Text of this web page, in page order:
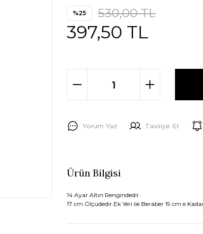
%25 530,00 TL
397,50 TL
Yorum Yaz Tavsiye Et
Ürün Bilgisi
14 Ayar Altın Rengindedir.
17 cm Ölçüdedir.Ek Yeri ile Beraber 19 cm e